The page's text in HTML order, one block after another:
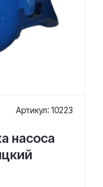
Артикул: 10223
насоса